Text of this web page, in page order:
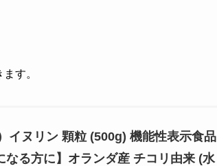
す。
イヌリン 顆粒 (500g) 機能性表示食品
なる方に】オランダ産 チコリ由来 (水